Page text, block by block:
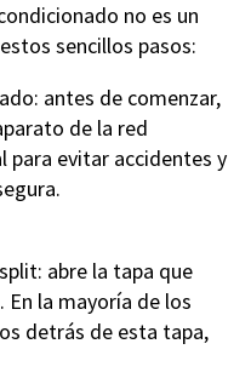
no es un
sencillos pasos:
antes de comenzar,
de la red
para evitar accidentes y
abre la tapa que
la mayoría de los
detrás de esta tapa,